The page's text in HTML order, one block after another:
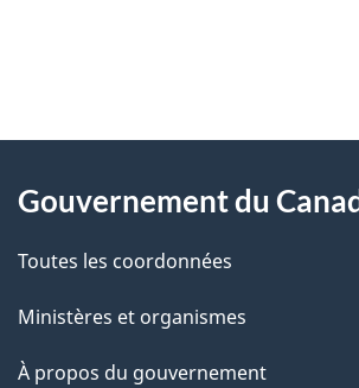
D
t
a
l
s
propos
ce
site
Gouvernement du
Toutes les coordonnées
Ministères et organismes
À propos du gouvernement